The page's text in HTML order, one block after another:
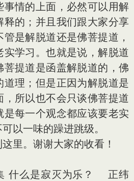
事情的上面，必然可以用解
释的；并且我们跟大家分享
是解脱道还是佛菩提道，
学习。也就是说，解脱道
提道是函盖解脱道的，佛
理；但是正因为解脱道是
，所以也不会只谈佛菩提道
每一个观念都应该要老实
以一味的躁进跳级。
里。谢谢大家的收看！
什么是寂灭为乐？ 正纬